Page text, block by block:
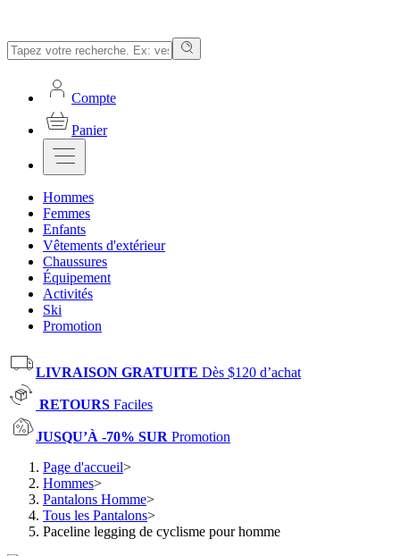
Compte
Panier
Hommes
Femmes
Enfants
Vêtements d'extérieur
Chaussures
Équipement
Activités
Ski
Promotion
LIVRAISON GRATUITE Dès $120 d’achat
RETOURS Faciles
JUSQU’À -70% SUR Promotion
Page d'accueil>
Hommes>
Pantalons Homme>
Tous les Pantalons>
Paceline legging de cyclisme pour homme